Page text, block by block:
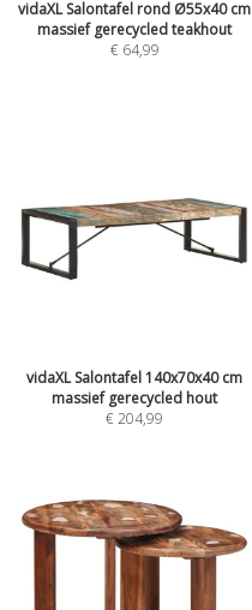
vidaXL Salontafel rond Ø55x40 cm
massief gerecycled teakhout
€ 64,99
vidaXL Salontafel 140x70x40 cm
massief gerecycled hout
€204,99